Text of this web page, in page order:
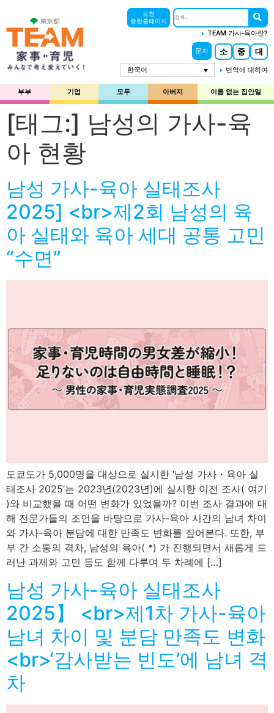
도청
종합홈페이지
TEAM 가사-육아란?
문자 소 중 대
한국어 번역에 대하여
부부 기업 모두 아버지 이름 없는 집안일
[태그:] 남성의 가사-육
아 현황
남성 가사-육아 실태조사
2025] <br>제2회 남성의 육
아 실태와 육아 세대 공통 고민
“수면”
도쿄도가 5,000명을 대상으로 실시한 ‘남성 가사・육아 실
태조사 2025’는 2023년(2023년)에 실시한 이전 조사( 여기
)와 비교했을 때 어떤 변화가 있었을까? 이번 조사 결과에 대
해 전문가들의 조언을 바탕으로 가사-육아 시간의 남녀 차이
와 가사-육아 분담에 대한 만족도 변화를 짚어본다. 또한, 부
부 간 소통의 격차, 남성의 육아( *) 가 진행되면서 새롭게 드
러난 과제와 고민 등도 함께 다루며 두 차례에 […]
남성 가사-육아 실태조사
2025】 <br>제1차 가사-육아
남녀 차이 및 분담 만족도 변화
<br>‘감사받는 빈도’에 남녀 격
차